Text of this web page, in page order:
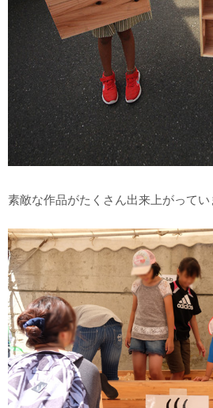
素敵な作品がたくさん出来上がってい